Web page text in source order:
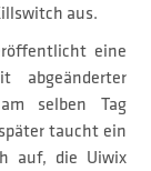
aus.
eine
abgeänderter
selben Tag
taucht ein
auf, die Uiwix